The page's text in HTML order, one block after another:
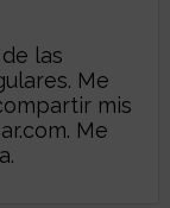
las
Me
mis
. Me